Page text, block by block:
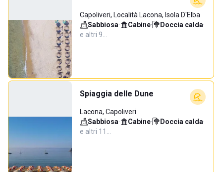
Capoliveri, Località Lacona, Isola D'Elba
Sabbiosa· Cabine· Doccia calda·
e altri 9…
Spiaggia delle Dune
Lacona, Capoliveri
Sabbiosa· Cabine· Doccia calda·
e altri 11…